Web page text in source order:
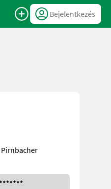
Bejelentkezés
*******